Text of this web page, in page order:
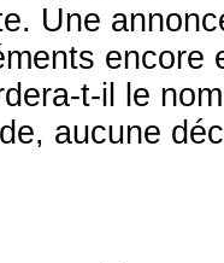
Une
t-il le
aucune